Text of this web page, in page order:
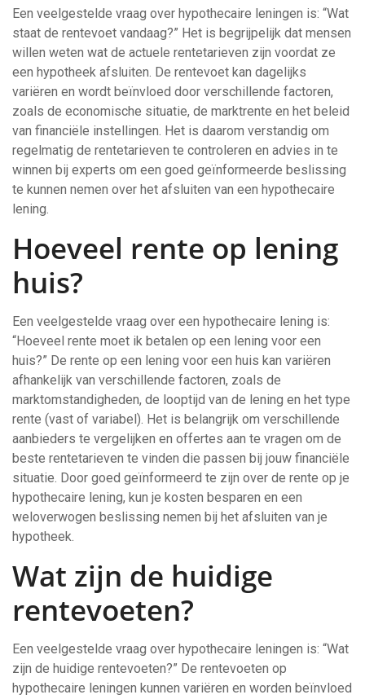
Een veelgestelde vraag over hypothecaire leningen is: “Wat
staat de rentevoet vandaag?” Het is begrijpelijk dat mensen
willen weten wat de actuele rentetarieven zijn voordat ze
een hypotheek afsluiten. De rentevoet kan dagelijks
variëren en wordt beïnvloed door verschillende factoren,
zoals de economische situatie, de marktrente en het beleid
van financiële instellingen. Het is daarom verstandig om
regelmatig de rentetarieven te controleren en advies in te
winnen bij experts om een goed geïnformeerde beslissing
te kunnen nemen over het afsluiten van een hypothecaire
lening.
Hoeveel rente op lening
huis?
Een veelgestelde vraag over een hypothecaire lening is:
“Hoeveel rente moet ik betalen op een lening voor een
huis?” De rente op een lening voor een huis kan variëren
afhankelijk van verschillende factoren, zoals de
marktomstandigheden, de looptijd van de lening en het type
rente (vast of variabel). Het is belangrijk om verschillende
aanbieders te vergelijken en offertes aan te vragen om de
beste rentetarieven te vinden die passen bij jouw financiële
situatie. Door goed geïnformeerd te zijn over de rente op je
hypothecaire lening, kun je kosten besparen en een
weloverwogen beslissing nemen bij het afsluiten van je
hypotheek.
Wat zijn de huidige
rentevoeten?
Een veelgestelde vraag over hypothecaire leningen is: “Wat
zijn de huidige rentevoeten?” De rentevoeten op
hypothecaire leningen kunnen variëren en worden beïnvloed